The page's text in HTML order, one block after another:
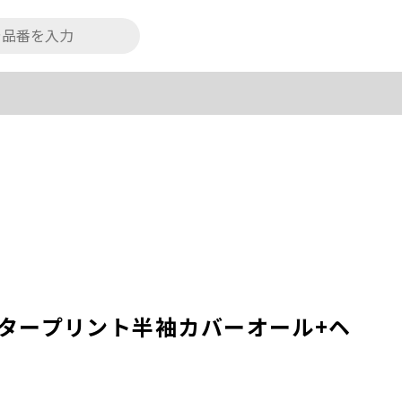
ープリント半袖カバーオール+ヘ